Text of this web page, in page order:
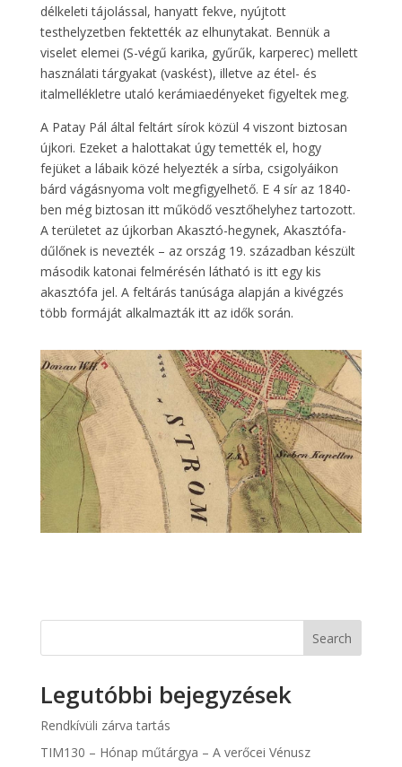
délkeleti tájolással, hanyatt fekve, nyújtott
testhelyzetben fektették az elhunytakat. Bennük a
viselet elemei (S-végű karika, gyűrűk, karperec) mellett
használati tárgyakat (vaskést), illetve az étel- és
italmellékletre utaló kerámiaedényeket figyeltek meg.
A Patay Pál által feltárt sírok közül 4 viszont biztosan
újkori. Ezeket a halottakat úgy temették el, hogy
fejüket a lábaik közé helyezték a sírba, csigolyáikon
bárd vágásnyoma volt megfigyelhető. E 4 sír az 1840-
ben még biztosan itt működő vesztőhelyhez tartozott.
A területet az újkorban Akasztó-hegynek, Akasztófa-
dűlőnek is nevezték – az ország 19. században készült
második katonai felmérésén látható is itt egy kis
akasztófa jel. A feltárás tanúsága alapján a kivégzés
több formáját alkalmazták itt az idők során.
Search
Legutóbbi bejegyzések
Rendkívüli zárva tartás
TIM130 – Hónap műtárgya – A verőcei Vénusz